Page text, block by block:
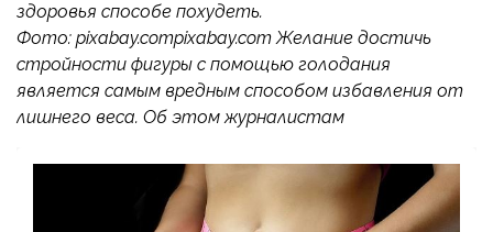
здоровья способе похудеть.
Фото: pixabay.compixabay.com Желание достичь
стройности фигуры с помощью голодания
является самым вредным способом избавления от
лишнего веса. Об этом журналистам